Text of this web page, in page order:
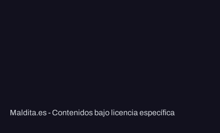
Maldita.es - Contenidos bajo licencia específica